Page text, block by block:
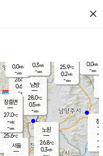
close
양주
26.5℃
0.6
-mm
25.9℃
0.2m/s
-mm
창
-
-m/
-
0.0m/s
-mm
은평
25.6℃
0.0 m/s
- mm
노원
26.8℃
0.3m/s
남방
28.0℃
0.5m/s
-mm
장흥면
27.0℃
-m/s
-mm
0.0m/s
-mm
서울
0.3m/s
-mm